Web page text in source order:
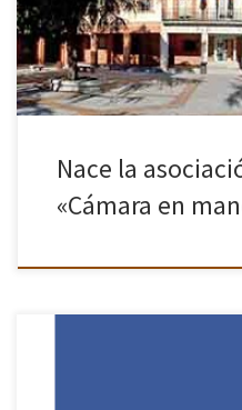
Nace la
«Cámara en